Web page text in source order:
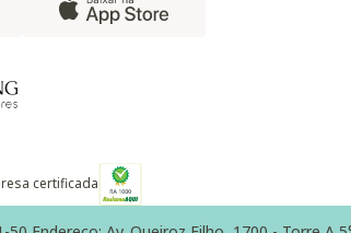
certificada